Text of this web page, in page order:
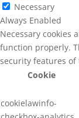
Necessary
Always Enabled
Necessary cookies
function properly.
security features of
Cookie
cookielawinfo-